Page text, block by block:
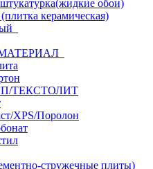
обои)
керамическая)
ТЕКСТОЛИТ
XPS/Поролон
стружечные плиты)